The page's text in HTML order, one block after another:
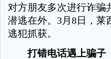
对方朋友多次进行诈骗
潜逃在外。3月8日，莱
逃犯抓获。
打错电话遇上骗子